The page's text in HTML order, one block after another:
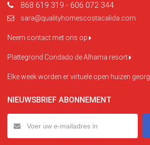
868 619 319 - 606 072 344
sara@qualityhomescostacalida.com
Neem contact met ons op
Plattegrond Condado de Alhama resort
Elke week worden er virtuele open huizen
NIEUWSBRIEF ABONNEMENT